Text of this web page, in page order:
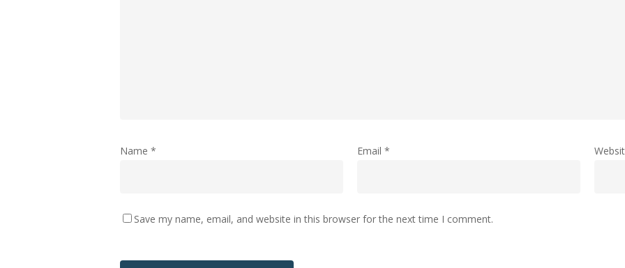
Name * Email *
Save my name, email, and website in this browser for the next time I comment.